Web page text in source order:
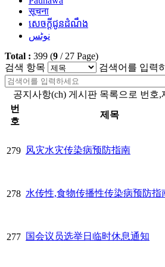
सूचना
សេចក្តីជូនដំណឹង
نوٹس
Total : 399 (9 / 27 Page)
검색 항목
검색어를 입력
공지사항(ch) 게시판 목록으로 번호
번
호
제목
279 风灾水灾传染病预防指南
278 水传性,食物传播性传染病预防指
277 国会议员选举日临时休息通知